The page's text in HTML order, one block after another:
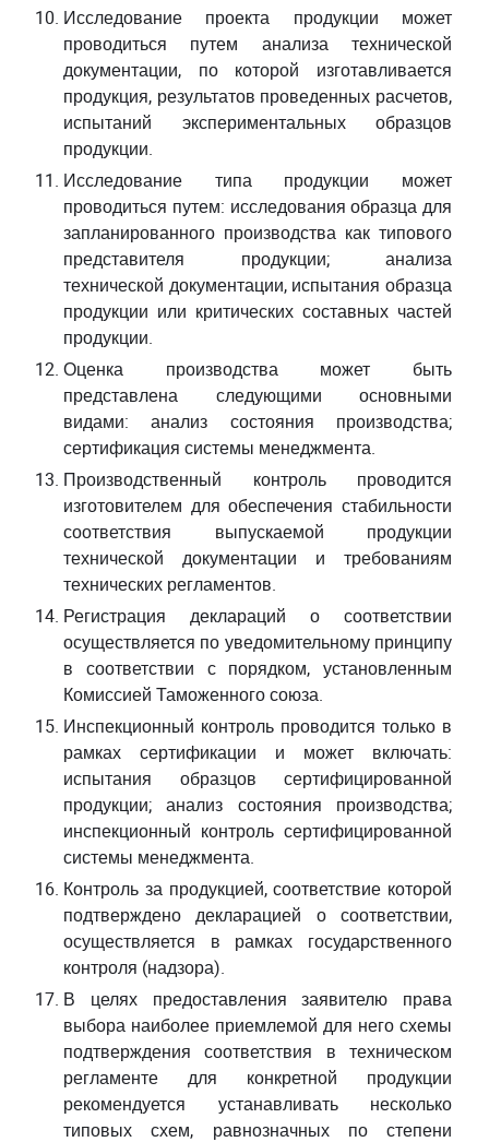
Исследование проекта продукции может
проводиться путем анализа технической
документации, по которой изготавливается
продукция, результатов проведенных расчетов,
испытаний экспериментальных образцов
продукции.
Исследование типа продукции может
проводиться путем: исследования образца для
запланированного производства как типового
представителя продукции; анализа
технической документации, испытания образца
продукции или критических составных частей
продукции.
Оценка производства может быть
представлена следующими основными
видами: анализ состояния производства;
сертификация системы менеджмента.
Производственный контроль проводится
изготовителем для обеспечения стабильности
соответствия выпускаемой продукции
технической документации и требованиям
технических регламентов.
Регистрация деклараций о соответствии
осуществляется по уведомительному принципу
в соответствии с порядком, установленным
Комиссией Таможенного союза.
Инспекционный контроль проводится только в
рамках сертификации и может включать:
испытания образцов сертифицированной
продукции; анализ состояния производства;
инспекционный контроль сертифицированной
системы менеджмента.
Контроль за продукцией, соответствие которой
подтверждено декларацией о соответствии,
осуществляется в рамках государственного
контроля (надзора).
В целях предоставления заявителю права
выбора наиболее приемлемой для него схемы
подтверждения соответствия в техническом
регламенте для конкретной продукции
рекомендуется устанавливать несколько
типовых схем, равнозначных по степени